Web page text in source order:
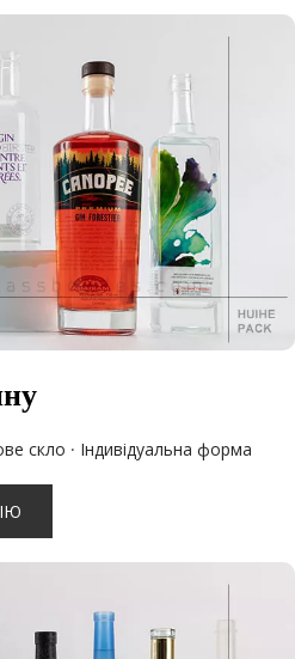
скло · Індивідуальна форма